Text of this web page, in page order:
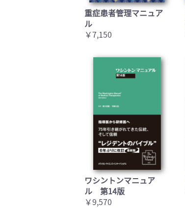
重症患者管理マニュア
ル
￥7,150
ワシントンマニュア
ル 第14版
￥9,570